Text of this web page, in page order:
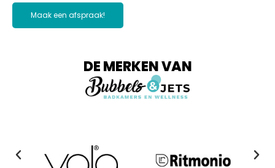
Maak een afspraak!
DE MERKEN VAN